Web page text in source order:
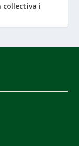
i